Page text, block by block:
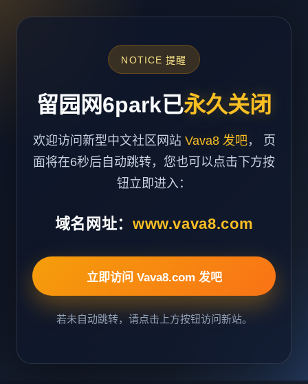
NOTICE 提醒
留园网6park已永久关闭
欢迎访问新型中文社区网站 Vava8 发吧， 页
面将在6秒后自动跳转，您也可以点击下方按
钮立即进入：
域名网址： www.vava8.com
立即访问 Vava8.com 发吧
若未自动跳转，请点击上方按钮访问新站。